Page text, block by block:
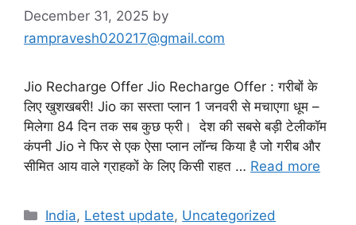
December 31, 2025 by
rampravesh020217@gmail.com
Jio Recharge Offer Jio Recharge Offer : गरीबों के
लिए खुशखबरी! Jio का सस्ता प्लान 1 जनवरी से मचाएगा धूम –
मिलेगा 84 दिन तक सब कुछ फ्री। देश की सबसे बड़ी टेलीकॉम
कंपनी Jio ने फिर से एक ऐसा प्लान लॉन्च किया है जो गरीब और
सीमित आय वाले ग्राहकों के लिए किसी राहत … Read more
Categories
India, Letest update, Uncategorized